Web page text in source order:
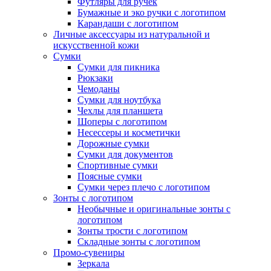
Бумажные и эко ручки с логотипом
Карандаши с логотипом
Личные аксессуары из натуральной и
искусственной кожи
Сумки
Сумки для пикника
Рюкзаки
Чемоданы
Сумки для ноутбука
Чехлы для планшета
Шоперы с логотипом
Несессеры и косметички
Дорожные сумки
Сумки для документов
Спортивные сумки
Поясные сумки
Сумки через плечо с логотипом
Зонты с логотипом
Необычные и оригинальные зонты с
логотипом
Зонты трости с логотипом
Складные зонты с логотипом
Промо-сувениры
Зеркала